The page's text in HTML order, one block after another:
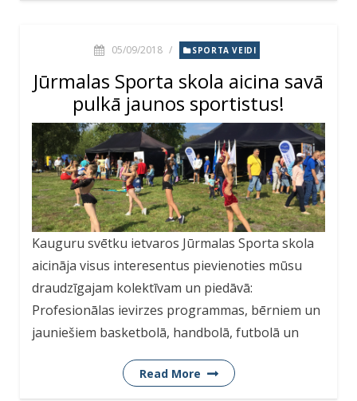
05/09/2018 / SPORTA VEIDI
Jūrmalas Sporta skola aicina savā
pulkā jaunos sportistus!
Kauguru svētku ietvaros Jūrmalas Sporta skola
aicināja visus interesentus pievienoties mūsu
draudzīgajam kolektīvam un piedāvā:
Profesionālas ievirzes programmas, bērniem un
jauniešiem basketbolā, handbolā, futbolā un
Read More